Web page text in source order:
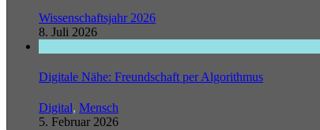
Wissenschaftsjahr 2026
8. Juli 2026
Digitale Nähe: Freundschaft per Algorithmus
Digital, Mensch
5. Februar 2026